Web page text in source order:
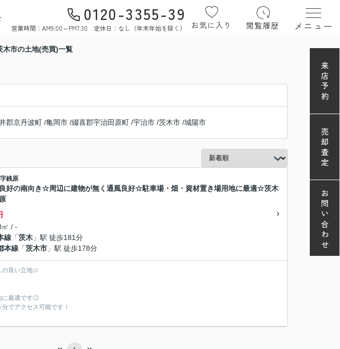
0120-3355-39
営業時間：AM9:00～PM7:30 定休日：なし（年末年始を除く） お気に入り 閲覧履歴 メニュー
木市の土地(売買)一覧
郡京丹波町 /亀岡市 /綴喜郡宇治田原町 /宇治市 /茨木市 /城陽市
銭原
好の南向き☆周辺に建物が無く通風良好☆駐車場・畑・資材置き場用地に最適☆茨木
/ -
線 「茨木 」駅 徒歩181分
本線 「茨木市 」駅 徒歩178分
の良い立地☆
に最適です◎
でアクセス可能です！
来店予約
売却査定
お問い合わせ